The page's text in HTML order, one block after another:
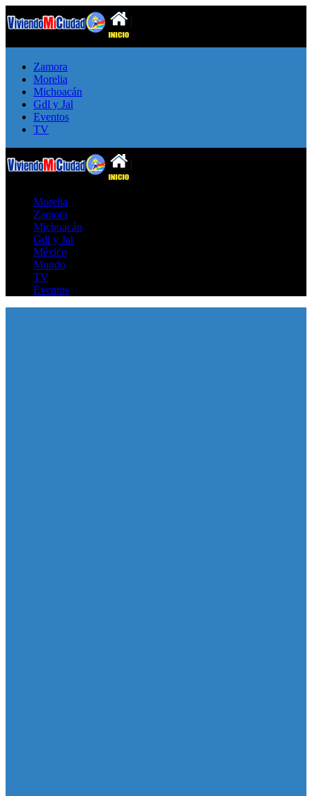
Zamora
Morelia
Michoacán
Gdl y Jal
Eventos
TV
Morelia
Zamora
Michoacán
Gdl y Jal
México
Mundo
TV
Eventos